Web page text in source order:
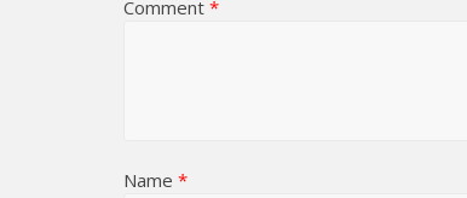
Comment *
Name *